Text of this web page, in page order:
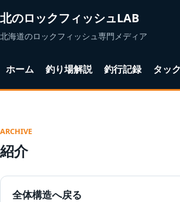
北のロックフィッシュLAB
北海道のロックフィッシュ専門メディア
ホーム 釣り場解説 釣行記録 タッ
ARCHIVE
紹介
全体構造へ戻る